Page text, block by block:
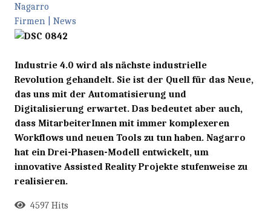
Nagarro
Firmen | News
Industrie 4.0 wird als nächste industrielle
Revolution gehandelt. Sie ist der Quell für das Neue,
das uns mit der Automatisierung und
Digitalisierung erwartet. Das bedeutet aber auch,
dass MitarbeiterInnen mit immer komplexeren
Workflows und neuen Tools zu tun haben. Nagarro
hat ein Drei-Phasen-Modell entwickelt, um
innovative Assisted Reality Projekte stufenweise zu
realisieren.
4597 Hits